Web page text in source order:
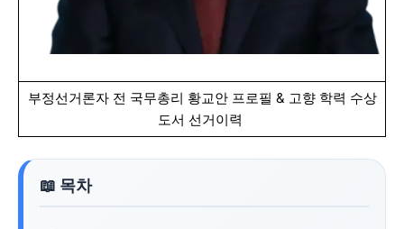
부정선거론자 전 국무총리 황교안 프로필 & 고향 학력 수상
도서 선거이력